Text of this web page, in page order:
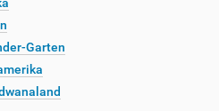
Garten